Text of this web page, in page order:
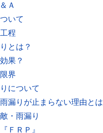
Ａ
いて
程
とは？
果？
界
について
漏りが止まらない理由とは
・雨漏り
ＦＲＰ』